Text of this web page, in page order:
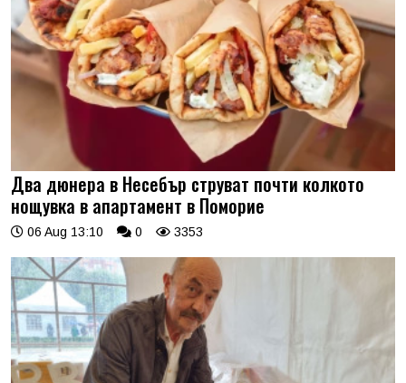
Два дюнера в Несебър струват почти колкото
нощувка в апартамент в Поморие
06 Aug 13:10 0 3353